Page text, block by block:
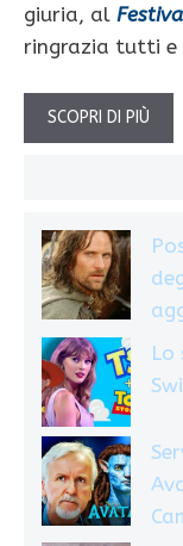
giuria, al
ringrazia tutti e
SCOPRI DI PIÙ
Lo